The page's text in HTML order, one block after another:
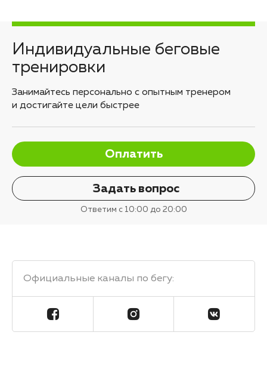
Индивидуальные беговые
тренировки
Занимайтесь персонально с опытным тренером
и достигайте цели быстрее
Оплатить
Задать вопрос
Ответим с 10:00 до 20:00
Официальные каналы по бегу: